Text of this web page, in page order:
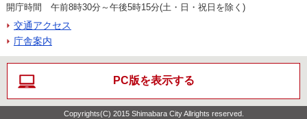
開庁時間 午前8時30分～午後5時15分(土・日・祝日を除く)
交通アクセス
庁舎案内
PC版を表示する
Copyrights(C) 2015 Shimabara City Allrights reserved.